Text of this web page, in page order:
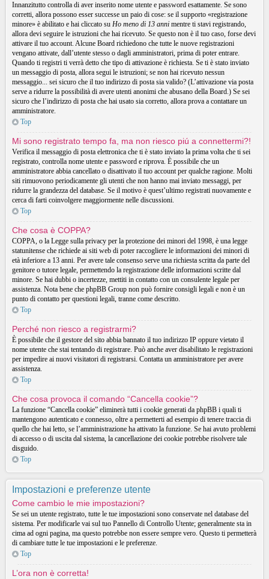
Innanzitutto controlla di aver inserito nome utente e password esattamente. Se sono
corretti, allora possono esser successe un paio di cose: se il supporto «registrazione
minore» è abilitato e hai cliccato su Ho meno di 13 anni mentre ti stavi registrando,
allora devi seguire le istruzioni che hai ricevuto. Se questo non è il tuo caso, forse devi
attivare il tuo account. Alcune Board richiedono che tutte le nuove registrazioni
vengano attivate, dall’utente stesso o dagli amministratori, prima di poter entrare.
Quando ti registri ti verrà detto che tipo di attivazione è richiesta. Se ti è stato inviato
un messaggio di posta, allora segui le istruzioni; se non hai ricevuto nessun
messaggio... sei sicuro che il tuo indirizzo di posta sia valido? (L’attivazione via posta
serve a ridurre la possibilità di avere utenti anonimi che abusano della Board.) Se sei
sicuro che l’indirizzo di posta che hai usato sia corretto, allora prova a contattare un
amministratore.
Top
Mi sono registrato tempo fa, ma non riesco piú a connettermi?!
Verifica il messaggio di posta elettronica che ti è stato inviato la prima volta che ti sei
registrato, controlla nome utente e password e riprova. È possibile che un
amministratore abbia cancellato o disattivato il tuo account per qualche ragione. Molti
siti rimuovono periodicamente gli utenti che non hanno mai inviato messaggi, per
ridurre la grandezza del database. Se il motivo è quest’ultimo registrati nuovamente e
cerca di farti coinvolgere maggiormente nelle discussioni.
Top
Che cosa è COPPA?
COPPA, o la Legge sulla privacy per la protezione dei minori del 1998, è una legge
statunitense che richiede ai siti web di poter raccogliere le informazioni dei minori di
età inferiore a 13 anni. Per avere tale consenso serve una richiesta scritta da parte del
genitore o tutore legale, permettendo la registrazione delle informazioni scritte dal
minore. Se hai dubbi o incertezze, mettiti in contatto con un consulente legale per
assistenza. Nota bene che phpBB Group non può fornire consigli legali e non è un
punto di contatto per questioni legali, tranne come descritto.
Top
Perché non riesco a registrarmi?
È possibile che il gestore del sito abbia bannato il tuo indirizzo IP oppure vietato il
nome utente che stai tentando di registrare. Può anche aver disabilitato le registrazioni
per impedire ai nuovi visitatori di registrarsi. Contatta un amministratore per avere
assistenza.
Top
Che cosa provoca il comando “Cancella cookie”?
La funzione “Cancella cookie” eliminerà tutti i cookie generati da phpBB i quali ti
mantengono autenticato e connesso, oltre a permetterti ad esempio di tenere traccia di
quello che hai letto, se l’amministrazione ha attivato la funzione. Se hai avuto problemi
di accesso o di uscita dal sistema, la cancellazione dei cookie potrebbe risolvere tale
disguido.
Top
Impostazioni e preferenze utente
Come cambio le mie impostazioni?
Se sei un utente registrato, tutte le tue impostazioni sono conservate nel database del
sistema. Per modificarle vai sul tuo Pannello di Controllo Utente; generalmente sta in
cima ad ogni pagina, ma questo potrebbe non essere sempre vero. Questo ti permetterà
di cambiare tutte le tue impostazioni e le preferenze.
Top
L’ora non è corretta!